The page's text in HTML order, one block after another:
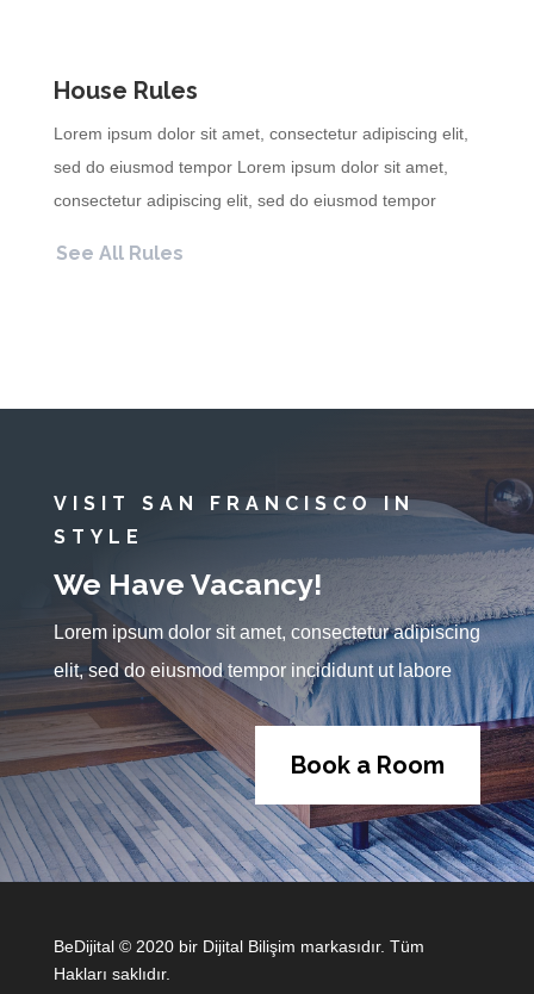
House Rules
Lorem ipsum dolor sit amet, consectetur adipiscing elit,
sed do eiusmod tempor Lorem ipsum dolor sit amet,
consectetur adipiscing elit, sed do eiusmod tempor
See All Rules
VISIT SAN FRANCISCO IN
STYLE
We Have Vacancy!
Lorem ipsum dolor sit amet, consectetur adipiscing
elit, sed do eiusmod tempor incididunt ut labore
Book a Room
BeDijital © 2020 bir Dijital Bilişim markasıdır. Tüm
Hakları saklıdır.